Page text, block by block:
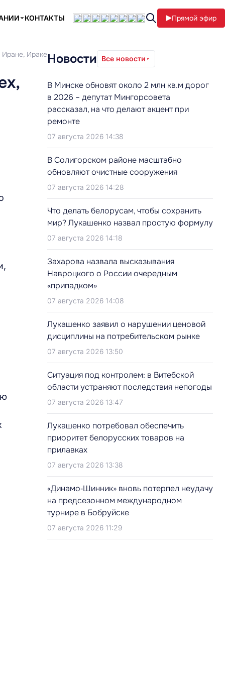
КОНТАКТЫ Прямой эфир
Иране, ИракеНовости Все новости
В Минске обновят около 2 млн кв.м дорог
в 2026 – депутат Мингорсовета
рассказал, на что делают акцент при
ремонте
07 августа 2026 14:38
В Солигорском районе масштабно
обновляют очистные сооружения
07 августа 2026 14:28
Что делать белорусам, чтобы сохранить
мир? Лукашенко назвал простую формулу
07 августа 2026 14:18
Захарова назвала высказывания
Навроцкого о России очередным
«припадком»
07 августа 2026 14:08
Лукашенко заявил о нарушении ценовой
дисциплины на потребительском рынке
07 августа 2026 13:50
Ситуация под контролем: в Витебской
области устраняют последствия непогоды
07 августа 2026 13:47
Лукашенко потребовал обеспечить
приоритет белорусских товаров на
прилавках
07 августа 2026 13:38
«Динамо‑Шинник» вновь потерпел неудачу
на предсезонном международном
турнире в Бобруйске
07 августа 2026 11:29